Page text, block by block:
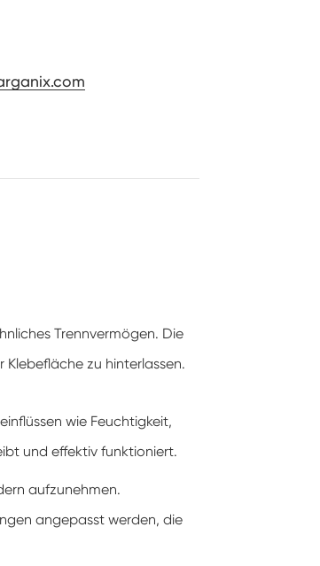
Trennvermögen. Die
zu hinterlassen.
wie Feuchtigkeit,
und effektiv funktioniert.
aufzunehmen.
angepasst werden, die